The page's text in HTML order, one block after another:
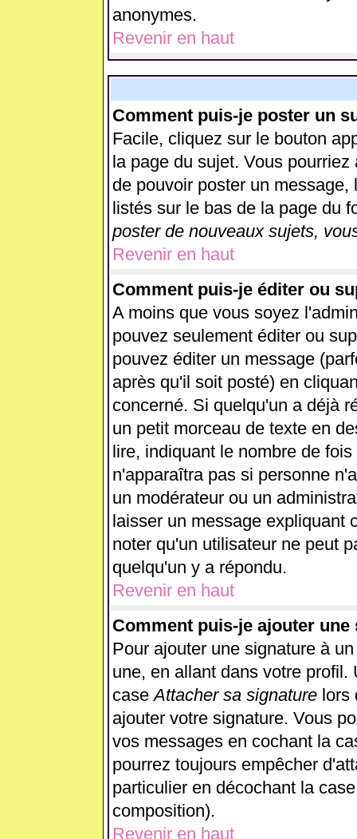
anonymes.
Revenir en haut
Comment puis-je poster un
Facile, cliquez sur le bouton
la page du sujet. Vous
de pouvoir poster un
listés sur le bas de la page du
poster de nouveaux sujets,
Revenir en haut
Comment puis-je éditer ou
A moins que vous soyez
pouvez seulement éditer ou
pouvez éditer un message
après qu'il soit posté) en
concerné. Si quelqu'un a déjà
un petit morceau de texte en
lire, indiquant le nombre de
n'apparaîtra pas si personne
un modérateur ou un
laisser un message expliquant
noter qu'un utilisateur ne peut
quelqu'un y a répondu.
Revenir en haut
Comment puis-je ajouter
Pour ajouter une signature à
une, en allant dans votre
caseAttacher sa signaturelors
ajouter votre signature. Vous
vos messages en cochant la
pourrez toujours empêcher
particulier en décochant la
composition).
Revenir en haut